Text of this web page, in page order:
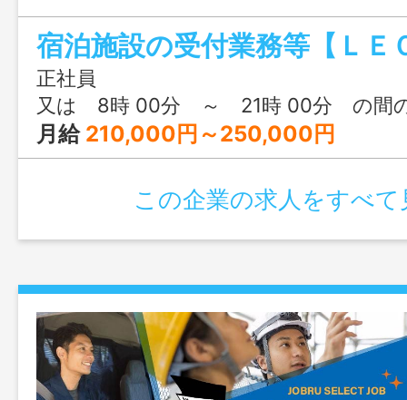
（清掃後の客室の最終チェック） ・宿
理 ・その他付随する業務 ◎ハロー
事前連絡のうえ、応募者氏名と連絡先
い。後日、面接日時をご連絡いたしま
す。 ※業務の変更範
の定める業務
正社員
又は 8時 00分 ～ 21時 00分 の間
月給 210,000円～250,000円
この企業の求人をすべて